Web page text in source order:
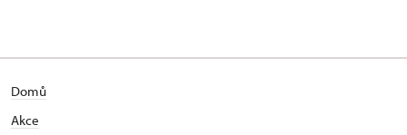
Domů
Akce